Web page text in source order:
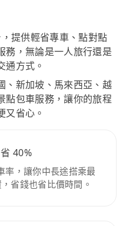
提供輕省專車、點對點
務，無論是一人旅行還是
通方式。
、新加坡、馬來西亞、越
點包車服務，讓你的旅程
又省心。
40%
率，讓你中長途搭乘最
省錢也省比價時間。